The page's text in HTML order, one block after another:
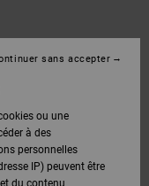
ou une
à des
personnelles
IP) peuvent être
du contenu
sans accepter